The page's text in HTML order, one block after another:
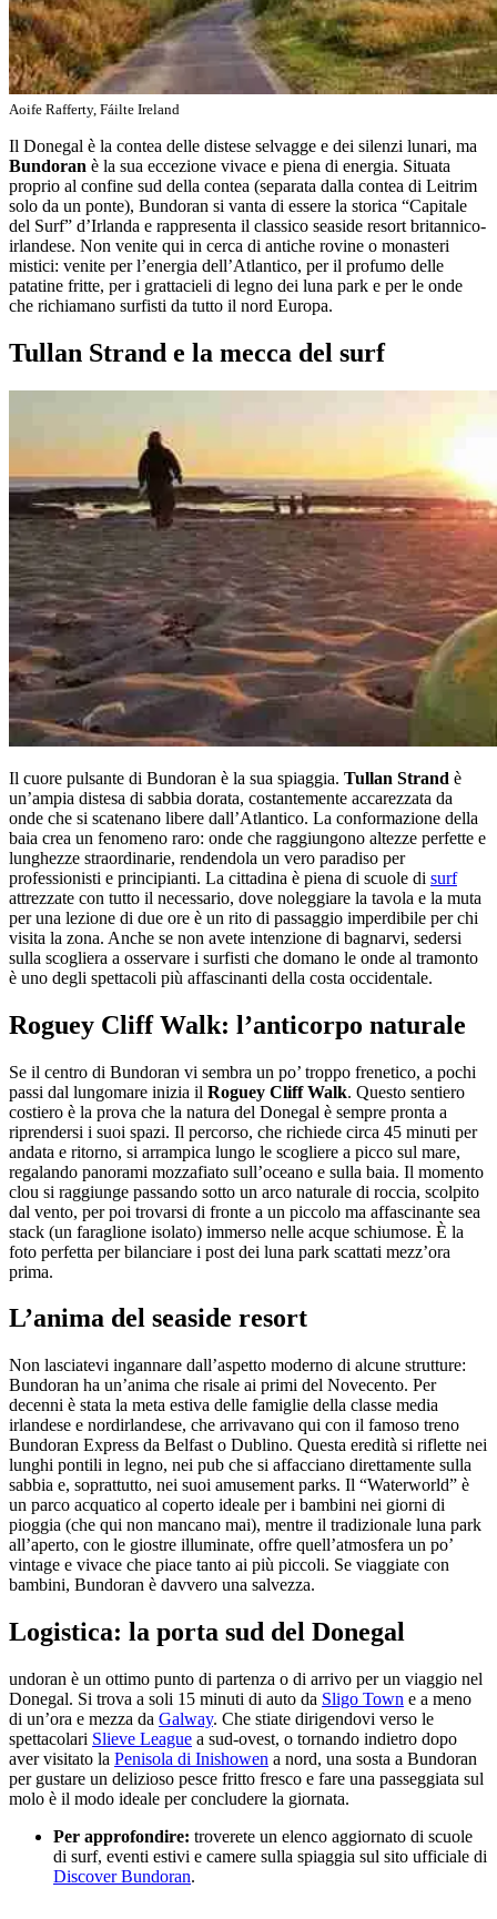
Aoife Rafferty, Fáilte Ireland
Il Donegal è la contea delle distese selvagge e dei silenzi lunari, ma
Bundoran è la sua eccezione vivace e piena di energia. Situata
proprio al confine sud della contea (separata dalla contea di Leitrim
solo da un ponte), Bundoran si vanta di essere la storica “Capitale
del Surf” d’Irlanda e rappresenta il classico seaside resort britannico-
irlandese. Non venite qui in cerca di antiche rovine o monasteri
mistici: venite per l’energia dell’Atlantico, per il profumo delle
patatine fritte, per i grattacieli di legno dei luna park e per le onde
che richiamano surfisti da tutto il nord Europa.
Tullan Strand e la mecca del surf
Il cuore pulsante di Bundoran è la sua spiaggia. Tullan Strand è
un’ampia distesa di sabbia dorata, costantemente accarezzata da
onde che si scatenano libere dall’Atlantico. La conformazione della
baia crea un fenomeno raro: onde che raggiungono altezze perfette e
lunghezze straordinarie, rendendola un vero paradiso per
professionisti e principianti. La cittadina è piena di scuole di surf
attrezzate con tutto il necessario, dove noleggiare la tavola e la muta
per una lezione di due ore è un rito di passaggio imperdibile per chi
visita la zona. Anche se non avete intenzione di bagnarvi, sedersi
sulla scogliera a osservare i surfisti che domano le onde al tramonto
è uno degli spettacoli più affascinanti della costa occidentale.
Roguey Cliff Walk: l’anticorpo naturale
Se il centro di Bundoran vi sembra un po’ troppo frenetico, a pochi
passi dal lungomare inizia il Roguey Cliff Walk. Questo sentiero
costiero è la prova che la natura del Donegal è sempre pronta a
riprendersi i suoi spazi. Il percorso, che richiede circa 45 minuti per
andata e ritorno, si arrampica lungo le scogliere a picco sul mare,
regalando panorami mozzafiato sull’oceano e sulla baia. Il momento
clou si raggiunge passando sotto un arco naturale di roccia, scolpito
dal vento, per poi trovarsi di fronte a un piccolo ma affascinante sea
stack (un faraglione isolato) immerso nelle acque schiumose. È la
foto perfetta per bilanciare i post dei luna park scattati mezz’ora
prima.
L’anima del seaside resort
Non lasciatevi ingannare dall’aspetto moderno di alcune strutture:
Bundoran ha un’anima che risale ai primi del Novecento. Per
decenni è stata la meta estiva delle famiglie della classe media
irlandese e nordirlandese, che arrivavano qui con il famoso treno
Bundoran Express da Belfast o Dublino. Questa eredità si riflette nei
lunghi pontili in legno, nei pub che si affacciano direttamente sulla
sabbia e, soprattutto, nei suoi amusement parks. Il “Waterworld” è
un parco acquatico al coperto ideale per i bambini nei giorni di
pioggia (che qui non mancano mai), mentre il tradizionale luna park
all’aperto, con le giostre illuminate, offre quell’atmosfera un po’
vintage e vivace che piace tanto ai più piccoli. Se viaggiate con
bambini, Bundoran è davvero una salvezza.
Logistica: la porta sud del Donegal
undoran è un ottimo punto di partenza o di arrivo per un viaggio nel
Donegal. Si trova a soli 15 minuti di auto da Sligo Town e a meno
di un’ora e mezza da Galway. Che stiate dirigendovi verso le
spettacolari Slieve League a sud-ovest, o tornando indietro dopo
aver visitato la Penisola di Inishowen a nord, una sosta a Bundoran
per gustare un delizioso pesce fritto fresco e fare una passeggiata sul
molo è il modo ideale per concludere la giornata.
Per approfondire: troverete un elenco aggiornato di scuole
di surf, eventi estivi e camere sulla spiaggia sul sito ufficiale di
Discover Bundoran.